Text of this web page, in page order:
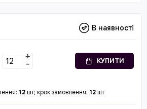
В наявності
+
- КУПИТИ
12 шт; крок замовлення: 12 шт